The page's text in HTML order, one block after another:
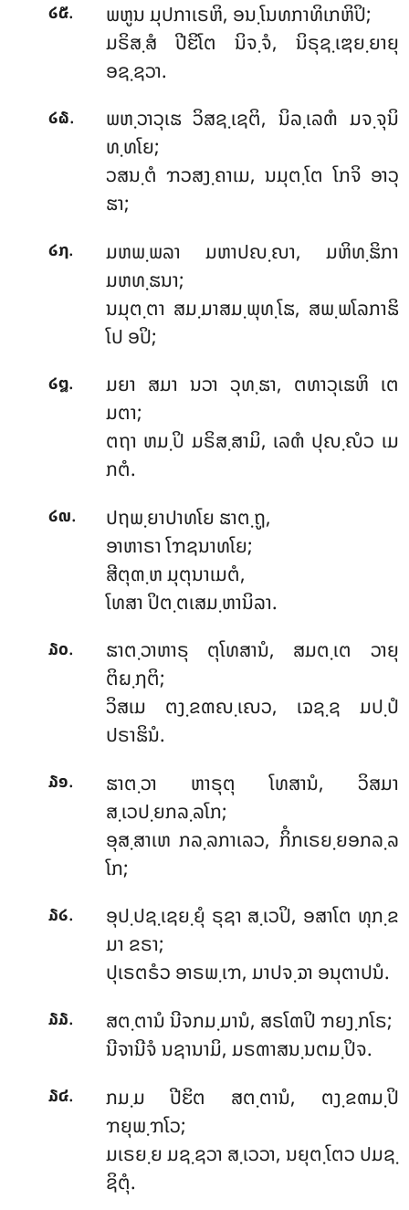
໒໕.
ພຫູນ ມຸປກາເຣຫິ, ອນ຺ໂນທກາທິເກຫິປິ;
ມຣິສ຺ສໍ ປີຬິໂຕ ນິຈ຺ຈໍ, ນິຣຸຊ຺ເຌຍ຺ຍາຍຸ
ອຊ຺ຊວາ.
໒໖. ພຫ຺ວາວຸເຘວິສຊ຺ເຊຕິ, ນິລ຺ເລຓໍ ມຈ຺ຈຸນິ
ທ຺ທໂຍ;
ວສນ຺ຕໍ ຠວສງ຺ຄາເມ, ນມຸຕ຺ໂຕ ໂກຈິ ອາວຸ
ຘາ;
໒໗.
ມຫພ຺ພລາ ມຫາປຎ຺ຎາ, ມຫິທ຺ຘິກາ
ມຫທ຺ຘນາ;
ນມຸຕ຺ຕາ ສມ຺ມາສມ຺ພຸທ຺ໂຘ, ສພ຺ພໂລກາຘິ
ໂປ ອປິ;
໒໘. ມຍາ ສມາ ນວາ ວຸທ຺ຘາ, ຕທາວຸເຘຫິ ເຕ
ມຕາ;
ຕຖາ ຫມ຺ປິ ມຣິສ຺ສາມິ, ເລຓໍ ປຸຎ຺ຎໍວ ເມ
ກຕໍ.
໒໙.
ປຖພ຺ຍາປາທໂຍ ຘາຕ຺ຖູ,
ອາຫາຣາ ໂຠຊນາທໂຍ;
ສີຕຸຓ຺ຫ ມຸຕຸນາເມຕໍ,
ໂທສາ ປິຕ຺ຕເສມ຺ຫານິລາ.
໓໐. ຘາຕ຺ວາຫາຣຸ ຕຸໂທສານໍ, ສມຕ຺ເຕ ວາຍຸ
ຕິຏ຺ຐຕິ;
ວິສເມ ຕງ຺ຂຓຎ຺ເຎວ, ເຉຊ຺ຊ ມປ຺ປໍ
ປຣາຘິນໍ.
໓໑.
ຘາຕ຺ວາ ຫາຣຸຕຸ ໂທສານໍ, ວິສມາ
ສ຺ເວປ຺ຍກລ຺ລໂກ;
ອຸສ຺ສາເຫ ກລ຺ລກາເລວ, ກິໍກເຣຍ຺ຍອກລ຺ລ
ໂກ;
໓໒. ອຸປ຺ປຊ຺ເຊຍ຺ຍຸໍ ຣຸຊາ ສ຺ເວປິ, ອສາໂຕ ທຸກ຺ຂ
ມາ ຂຣາ;
ປຸເຣຕຣໍວ ອາຣພ຺ເຠ, ມາປຈ຺ຉາ ອນຸຕາປນໍ.
໓໓. ສຕ຺ຕານໍນີຈກມ຺ມານໍ, ສຣໂຓປິ ຠຍງ຺ກໂຣ;
ນີຈານີຈໍ ນຊານາມິ, ມຣຓາສນ຺ນຕມ຺ປິຈ.
໓໔.
ກມ຺ມ ປີຬິຕ ສຕ຺ຕານໍ, ຕງ຺ຂຓມ຺ປິ
ຠຍຸພ຺ຠໂວ;
ມເຣຍ຺ຍ ມຊ຺ຊວາ ສ຺ເວວາ, ນຍຸຕ຺ໂຕວ ປມຊ຺
ຊິຕຸໍ.